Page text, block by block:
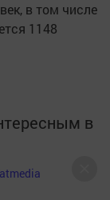
в том числе
1148
в